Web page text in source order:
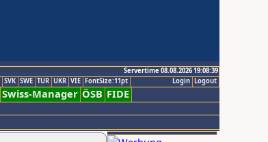
Servertime 08.08.2026 19:08:39
Logout
Login
SVK SWE TUR UKR VIE FontSize:11pt
Swiss-Manager ÖSB FIDE